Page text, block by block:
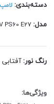
دسته‌بندی:
مدل:
رنگ نور: آفتابی